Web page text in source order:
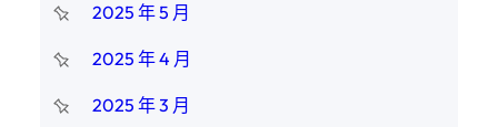
2025 年 5 月
2025 年 4 月
2025 年 3 月